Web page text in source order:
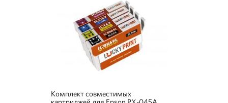
Комплект совместимых